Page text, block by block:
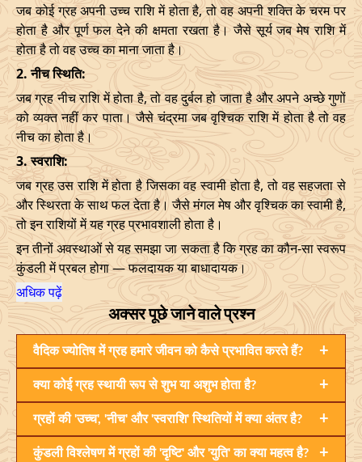
जब कोई ग्रह अपनी उच्च राशि में होता है, तो वह अपनी शक्ति के चरम पर
होता है और पूर्ण फल देने की क्षमता रखता है। जैसे सूर्य जब मेष राशि में
होता है तो वह उच्च का माना जाता है।
2. नीच स्थिति:
जब ग्रह नीच राशि में होता है, तो वह दुर्बल हो जाता है और अपने अच्छे गुणों
को व्यक्त नहीं कर पाता। जैसे चंद्रमा जब वृश्चिक राशि में होता है तो वह
नीच का होता है।
3. स्वराशि:
जब ग्रह उस राशि में होता है जिसका वह स्वामी होता है, तो वह सहजता से
और स्थिरता के साथ फल देता है। जैसे मंगल मेष और वृश्चिक का स्वामी है,
तो इन राशियों में यह ग्रह प्रभावशाली होता है।
इन तीनों अवस्थाओं से यह समझा जा सकता है कि ग्रह का कौन-सा स्वरूप
कुंडली में प्रबल होगा — फलदायक या बाधादायक।
अधिक पढ़ें
अक्सर पूछे जाने वाले प्रश्न
वैदिक ज्योतिष में ग्रह हमारे जीवन को कैसे प्रभावित करते हैं? +
क्या कोई ग्रह स्थायी रूप से शुभ या अशुभ होता है? +
ग्रहों की 'उच्च', 'नीच' और 'स्वराशि' स्थितियों में क्या अंतर है? +
कुंडली विश्लेषण में ग्रहों की 'दृष्टि' और 'युति' का क्या महत्व है? +